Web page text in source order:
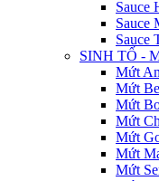
Sauce
Sauce
Sauce
SINH TỐ -
Mứt
Mứt
Mứt
Mứt
Mứt
Mứt
Mứt